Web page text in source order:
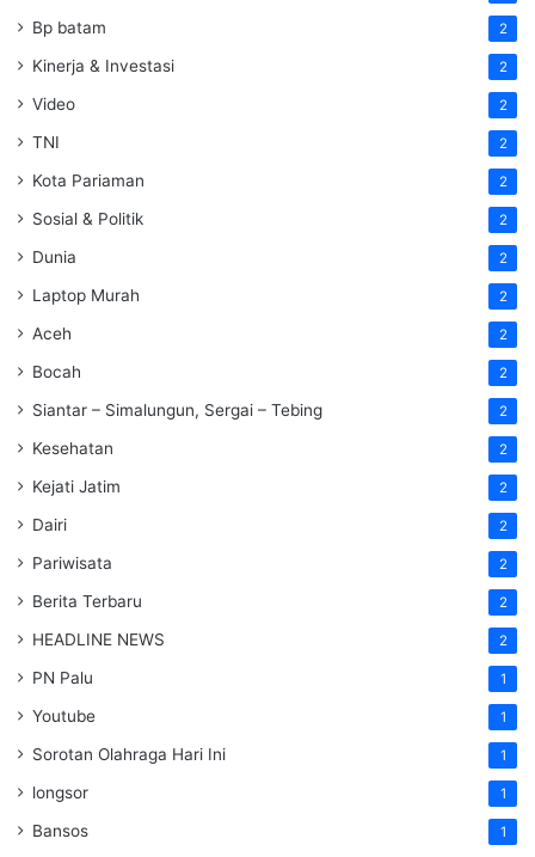
Bp batam 2
Kinerja & Investasi 2
Video 2
TNI 2
Kota Pariaman 2
Sosial & Politik 2
Dunia 2
Laptop Murah 2
Aceh 2
Bocah 2
Siantar – Simalungun, Sergai – Tebing 2
Kesehatan 2
Kejati Jatim 2
Dairi 2
Pariwisata 2
Berita Terbaru 2
HEADLINE NEWS 2
PN Palu 1
Youtube 1
Sorotan Olahraga Hari Ini 1
longsor 1
Bansos 1